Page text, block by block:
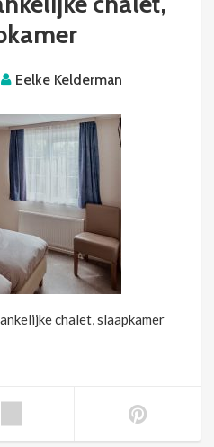
Eelke Kelderman
chalet, slaapkamer